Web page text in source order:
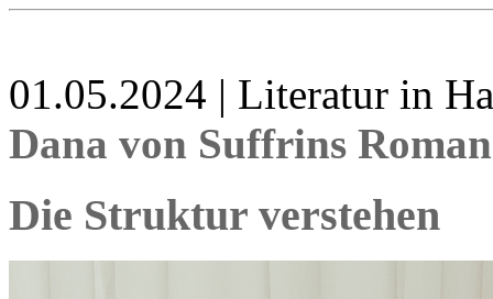
01.05.2024 | Literatur in
Dana von Suffrins
Die Struktur verstehen